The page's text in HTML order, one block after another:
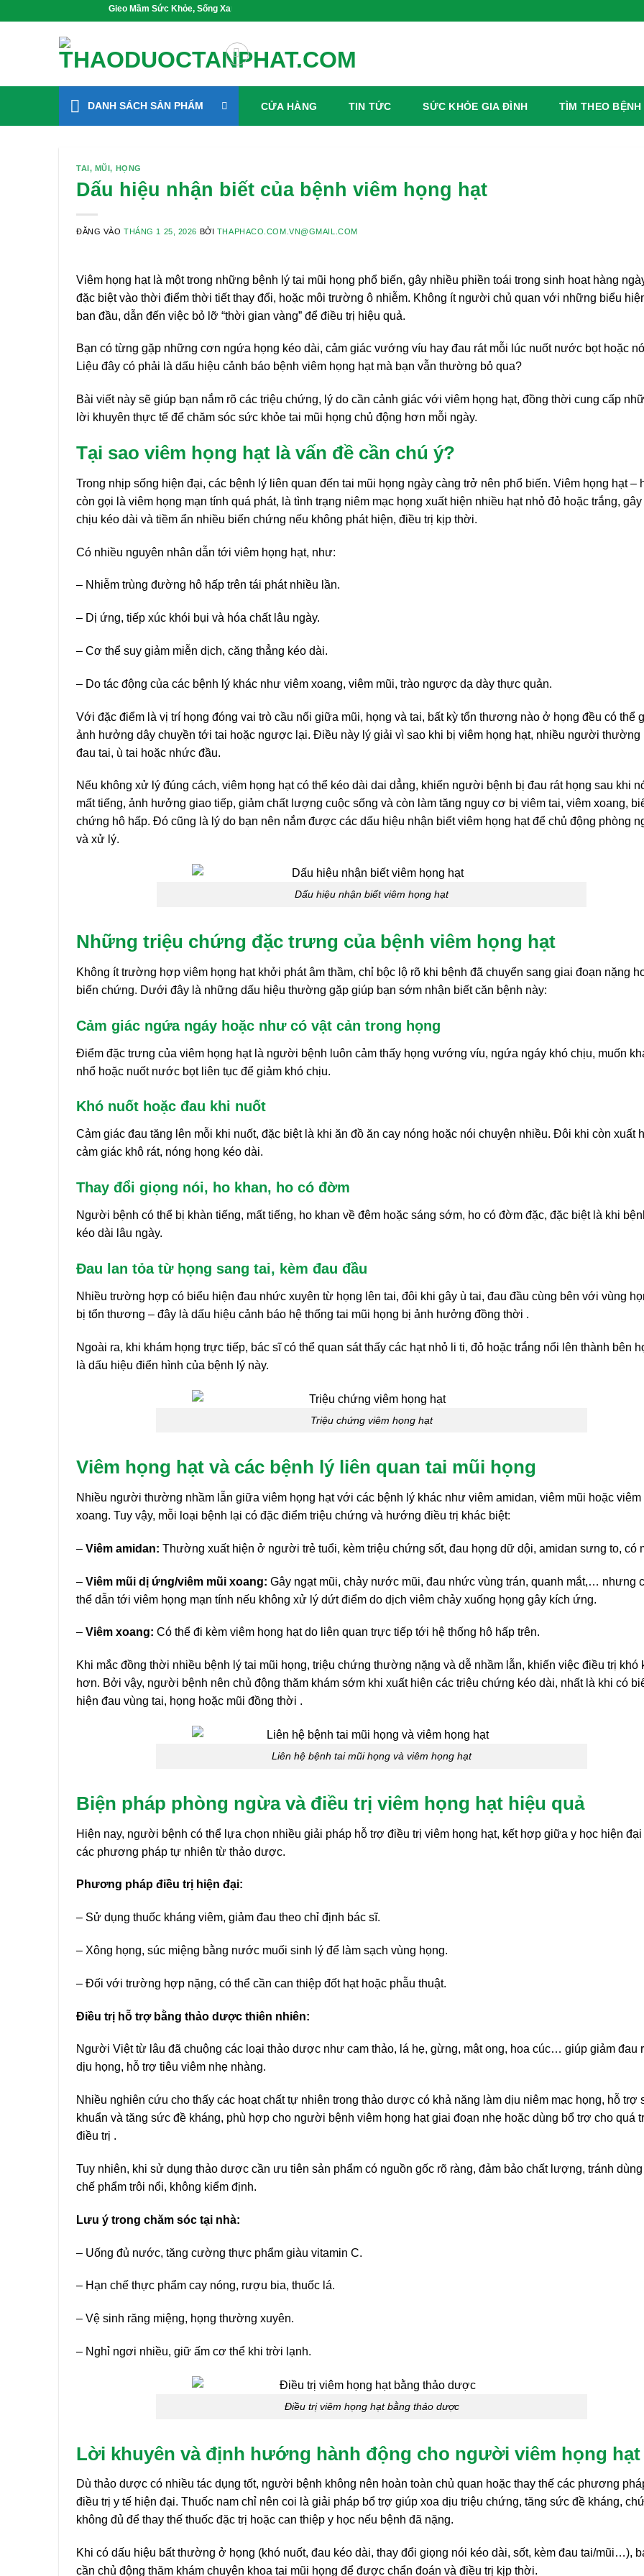
Gieo Mầm Sức Khỏe, Sống Xanh Mỗi Ngày
DANH SÁCH SẢN PHẨM CỬA HÀNG TIN TỨC SỨC KHỎE GIA ĐÌNH TÌM THEO BỆNH
TAI, MŨI, HỌNG
Dấu hiệu nhận biết của bệnh viêm họng hạt
ĐĂNG VÀOTHÁNG 1 25, 2026 BỞI THAPHACO.COM.VN@GMAIL.COM
Viêm họng hạt là một trong những bệnh lý tai mũi họng phổ biến, gây nhiều phiền toái trong sinh hoạt hàng
đặc biệt vào thời điểm thời tiết thay đổi, hoặc môi trường ô nhiễm. Không ít người chủ quan với những biểu
ban đầu, dẫn đến việc bỏ lỡ “thời gian vàng” để điều trị hiệu quả.
Bạn có từng gặp những cơn ngứa họng kéo dài, cảm giác vướng víu hay đau rát mỗi lúc nuốt nước bọt hoặc
Liệu đây có phải là dấu hiệu cảnh báo bệnh viêm họng hạt mà bạn vẫn thường bỏ qua?
Bài viết này sẽ giúp bạn nắm rõ các triệu chứng, lý do cần cảnh giác với viêm họng hạt, đồng thời cung cấp
lời khuyên thực tế để chăm sóc sức khỏe tai mũi họng chủ động hơn mỗi ngày.
Tại sao viêm họng hạt là vấn đề cần chú ý?
Trong nhịp sống hiện đại, các bệnh lý liên quan đến tai mũi họng ngày càng trở nên phổ biến. Viêm họng hạt –
còn gọi là viêm họng mạn tính quá phát, là tình trạng niêm mạc họng xuất hiện nhiều hạt nhỏ đỏ hoặc trắng,
chịu kéo dài và tiềm ẩn nhiều biến chứng nếu không phát hiện, điều trị kịp thời.
Có nhiều nguyên nhân dẫn tới viêm họng hạt, như:
– Nhiễm trùng đường hô hấp trên tái phát nhiều lần.
– Dị ứng, tiếp xúc khói bụi và hóa chất lâu ngày.
– Cơ thể suy giảm miễn dịch, căng thẳng kéo dài.
– Do tác động của các bệnh lý khác như viêm xoang, viêm mũi, trào ngược dạ dày thực quản.
Với đặc điểm là vị trí họng đóng vai trò cầu nối giữa mũi, họng và tai, bất kỳ tổn thương nào ở họng đều có thể
ảnh hưởng dây chuyền tới tai hoặc ngược lại. Điều này lý giải vì sao khi bị viêm họng hạt, nhiều người thường
đau tai, ù tai hoặc nhức đầu.
Nếu không xử lý đúng cách, viêm họng hạt có thể kéo dài dai dẳng, khiến người bệnh bị đau rát họng sau khi
mất tiếng, ảnh hưởng giao tiếp, giảm chất lượng cuộc sống và còn làm tăng nguy cơ bị viêm tai, viêm xoang,
chứng hô hấp. Đó cũng là lý do bạn nên nắm được các dấu hiệu nhận biết viêm họng hạt để chủ động phòng
và xử lý.
Dấu hiệu nhận biết viêm họng hạt
Những triệu chứng đặc trưng của bệnh viêm họng hạt
Không ít trường hợp viêm họng hạt khởi phát âm thầm, chỉ bộc lộ rõ khi bệnh đã chuyển sang giai đoạn nặng
biến chứng. Dưới đây là những dấu hiệu thường gặp giúp bạn sớm nhận biết căn bệnh này:
Cảm giác ngứa ngáy hoặc như có vật cản trong họng
Điểm đặc trưng của viêm họng hạt là người bệnh luôn cảm thấy họng vướng víu, ngứa ngáy khó chịu, muốn
nhổ hoặc nuốt nước bọt liên tục để giảm khó chịu.
Khó nuốt hoặc đau khi nuốt
Cảm giác đau tăng lên mỗi khi nuốt, đặc biệt là khi ăn đồ ăn cay nóng hoặc nói chuyện nhiều. Đôi khi còn xuất
cảm giác khô rát, nóng họng kéo dài.
Thay đổi giọng nói, ho khan, ho có đờm
Người bệnh có thể bị khàn tiếng, mất tiếng, ho khan về đêm hoặc sáng sớm, ho có đờm đặc, đặc biệt là khi
kéo dài lâu ngày.
Đau lan tỏa từ họng sang tai, kèm đau đầu
Nhiều trường hợp có biểu hiện đau nhức xuyên từ họng lên tai, đôi khi gây ù tai, đau đầu cùng bên với vùng
bị tổn thương – đây là dấu hiệu cảnh báo hệ thống tai mũi họng bị ảnh hưởng đồng thời .
Ngoài ra, khi khám họng trực tiếp, bác sĩ có thể quan sát thấy các hạt nhỏ li ti, đỏ hoặc trắng nổi lên thành bên
là dấu hiệu điển hình của bệnh lý này.
Triệu chứng viêm họng hạt
Viêm họng hạt và các bệnh lý liên quan tai mũi họng
Nhiều người thường nhầm lẫn giữa viêm họng hạt với các bệnh lý khác như viêm amidan, viêm mũi hoặc viêm
xoang. Tuy vậy, mỗi loại bệnh lại có đặc điểm triệu chứng và hướng điều trị khác biệt:
– Viêm amidan: Thường xuất hiện ở người trẻ tuổi, kèm triệu chứng sốt, đau họng dữ dội, amidan sưng to, có
– Viêm mũi dị ứng/viêm mũi xoang: Gây ngạt mũi, chảy nước mũi, đau nhức vùng trán, quanh mắt,… nhưng
thể dẫn tới viêm họng mạn tính nếu không xử lý dứt điểm do dịch viêm chảy xuống họng gây kích ứng.
– Viêm xoang: Có thể đi kèm viêm họng hạt do liên quan trực tiếp tới hệ thống hô hấp trên.
Khi mắc đồng thời nhiều bệnh lý tai mũi họng, triệu chứng thường nặng và dễ nhầm lẫn, khiến việc điều trị khó
hơn. Bởi vậy, người bệnh nên chủ động thăm khám sớm khi xuất hiện các triệu chứng kéo dài, nhất là khi có
hiện đau vùng tai, họng hoặc mũi đồng thời .
Liên hệ bệnh tai mũi họng và viêm họng hạt
Biện pháp phòng ngừa và điều trị viêm họng hạt hiệu quả
Hiện nay, người bệnh có thể lựa chọn nhiều giải pháp hỗ trợ điều trị viêm họng hạt, kết hợp giữa y học hiện đại
các phương pháp tự nhiên từ thảo dược.
Phương pháp điều trị hiện đại:
– Sử dụng thuốc kháng viêm, giảm đau theo chỉ định bác sĩ.
– Xông họng, súc miệng bằng nước muối sinh lý để làm sạch vùng họng.
– Đối với trường hợp nặng, có thể cần can thiệp đốt hạt hoặc phẫu thuật.
Điều trị hỗ trợ bằng thảo dược thiên nhiên:
Người Việt từ lâu đã chuộng các loại thảo dược như cam thảo, lá hẹ, gừng, mật ong, hoa cúc… giúp giảm đau
dịu họng, hỗ trợ tiêu viêm nhẹ nhàng.
Nhiều nghiên cứu cho thấy các hoạt chất tự nhiên trong thảo dược có khả năng làm dịu niêm mạc họng, hỗ trợ
khuẩn và tăng sức đề kháng, phù hợp cho người bệnh viêm họng hạt giai đoạn nhẹ hoặc dùng bổ trợ cho quá
điều trị .
Tuy nhiên, khi sử dụng thảo dược cần ưu tiên sản phẩm có nguồn gốc rõ ràng, đảm bảo chất lượng, tránh
chế phẩm trôi nổi, không kiểm định.
Lưu ý trong chăm sóc tại nhà:
– Uống đủ nước, tăng cường thực phẩm giàu vitamin C.
– Hạn chế thực phẩm cay nóng, rượu bia, thuốc lá.
– Vệ sinh răng miệng, họng thường xuyên.
– Nghỉ ngơi nhiều, giữ ấm cơ thể khi trời lạnh.
Điều trị viêm họng hạt bằng thảo dược
Lời khuyên và định hướng hành động cho người viêm họng hạt
Dù thảo dược có nhiều tác dụng tốt, người bệnh không nên hoàn toàn chủ quan hoặc thay thế các phương
điều trị y tế hiện đại. Thuốc nam chỉ nên coi là giải pháp bổ trợ giúp xoa dịu triệu chứng, tăng sức đề kháng,
không đủ để thay thế thuốc đặc trị hoặc can thiệp y học nếu bệnh đã nặng.
Khi có dấu hiệu bất thường ở họng (khó nuốt, đau kéo dài, thay đổi giọng nói kéo dài, sốt, kèm đau tai/mũi…),
cần chủ động thăm khám chuyên khoa tai mũi họng để được chẩn đoán và điều trị kịp thời.